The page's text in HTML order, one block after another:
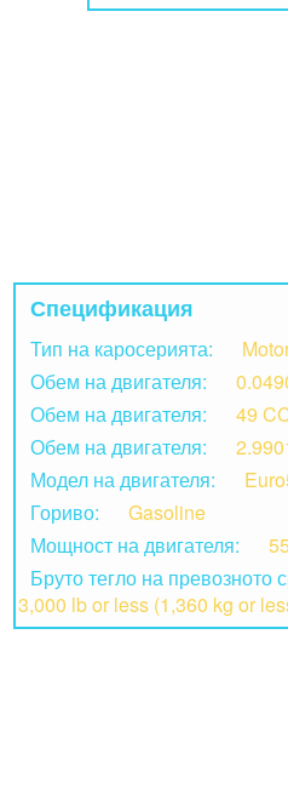
Спецификация
Тип на каросерията:
Обем на двигателя:
Обем на двигателя:
49
Обем на двигателя:
Модел на двигателя:
Гориво:
Gasoline
Мощност на двигателя:
Бруто тегло на превозното
3,000 lb or less (1,360 kg or